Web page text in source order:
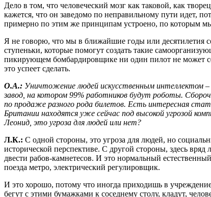
Дело в том, что человеческий мозг как таковой, как
кажется, что он заведомо по неправильному пути идет,
примерно по этим же принципам устроено, по которым
Я не говорю, что мы в ближайшие годы или десятилетия
ступеньки, которые помогут создать такие
пикирующем бомбардировщике ни один пилот не может
это успеет сделать.
О.А.: Уничтожение людей искусственным интеллектом
завод, на котором 99% работников будут роботы.
по продаже разного рода билетов. Есть интересная
Британии находятся уже сейчас под высокой угрозой
Леонид, это угроза для людей или нет?
Л.К.: С одной стороны, это угроза для людей, но
исторической перспективе. С другой стороны, здесь
двести рабов-камнетесов. И это нормальный
поезда метро, электрический регулировщик.
И это хорошо, потому что иногда приходишь в
бегут с этими бумажками к соседнему столу, кладут,